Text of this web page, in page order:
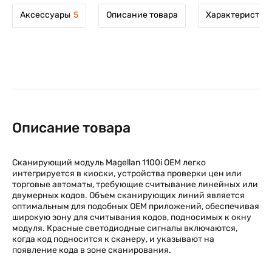
Аксессуары 5 Описание товара
Описание товара
Сканирующий модуль Magellan 1100i OEM легко
интегрируется в киоски, устройства проверки цен или
торговые автоматы, требующие считывание линейных или
двумерных кодов. Объем сканирующих линий является
оптимальным для подобных OEM приложений, обеспечивая
широкую зону для считывания кодов, подносимых к окну
модуля. Красные светодиодные сигналы включаются,
когда код подносится к сканеру, и указывают на
появление кода в зоне сканирования.